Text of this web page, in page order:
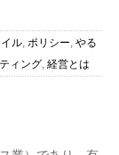
ル, ポリシー, やる
ィング, 経営とは